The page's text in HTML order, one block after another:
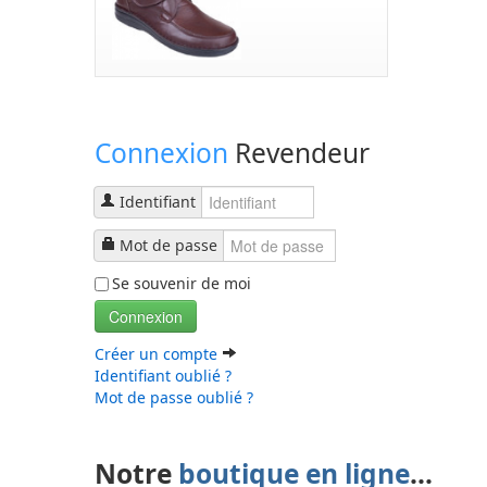
Connexion Revendeur
Identifiant
Mot de passe
Se souvenir de moi
Connexion
Créer un compte
Identifiant oublié ?
Mot de passe oublié ?
Notre boutique en ligne...